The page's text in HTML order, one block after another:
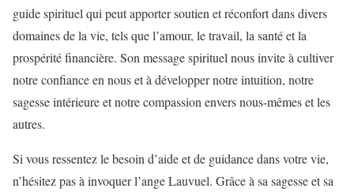
guide spirituel qui peut apporter soutien et réconfort dans divers
domaines de la vie, tels que l’amour, le travail, la santé et la
prospérité financière. Son message spirituel nous invite à cultiver
notre confiance en nous et à développer notre intuition, notre
sagesse intérieure et notre compassion envers nous-mêmes et les
autres.
Si vous ressentez le besoin d’aide et de guidance dans votre vie,
n’hésitez pas à invoquer l’ange Lauvuel. Grâce à sa sagesse et sa